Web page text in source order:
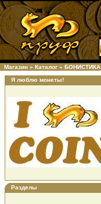
Магазин » Каталог » БОНИСТИКА
Я люблю монеты!
Разделы